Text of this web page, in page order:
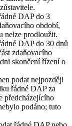
DAP do 3
období,
nelze prodloužit.
DAP do 30 dnů
zdaňovacího
skončení řízení o
podat nejpozději
řádné DAP za
předcházejícího
podáno; tuto